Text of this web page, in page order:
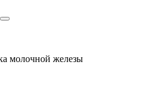
молочной железы